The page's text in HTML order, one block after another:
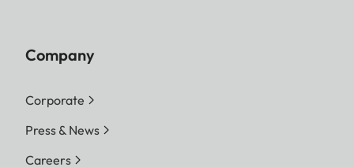
Company
Corporate
Press & News
Careers